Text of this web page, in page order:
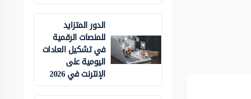
الدور المتزايد
للمنصات الرقمية
في تشكيل العادات
اليومية على
الإنترنت في 2026